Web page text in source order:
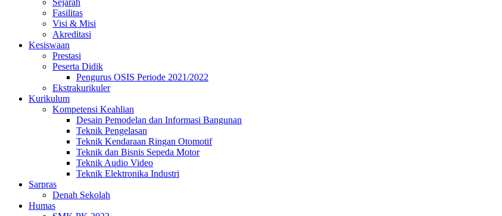
Sejarah
Fasilitas
Visi & Misi
Akreditasi
Kesiswaan
Prestasi
Peserta Didik
Pengurus OSIS Periode 2021/2022
Ekstrakurikuler
Kurikulum
Kompetensi Keahlian
Desain Pemodelan dan Informasi Bangunan
Teknik Pengelasan
Teknik Kendaraan Ringan Otomotif
Teknik dan Bisnis Sepeda Motor
Teknik Audio Video
Teknik Elektronika Industri
Sarpras
Denah Sekolah
Humas